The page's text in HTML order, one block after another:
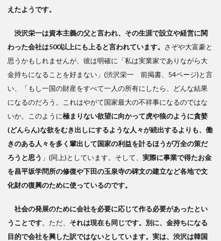
えたようです。
渋沢栄一は資本主義の父と言われ、その生涯で設立や経営に関
わった会社は500以上にも上ると言われています。 さぞや大富豪と
思うかもしれませんが、彼は明確に「私は実業家でありながら大
金持ちになることを好まない」(渋沢栄一 前掲書、54ページ)と言
い、「もし一国の財産をすべて一人の所有にしたら、どんな結果
になるのだろう。これはやがて国家最大の不祥事になるのではな
いか。このように極まりない欲望に向かって虎や狼のように貪婪
(どんらん)な欲をむき出しにするような人々が続出するよりも、働
きのある人々を多く輩出して国家の利益を計るほうが万全の策だ
ろうと思う 」(同上)としています。そして、 実際に事業で得たお金
を昌平坂学問所の修復や下田の玉泉寺の碑文の建立など各地で文
化財の復興のために使っているのです。
社会の発展のために会社を必要に応じて作る必要があったとい
うことです。ただ、 それは現在も同じです。別に、金持ちになる
目的で会社を興した訳ではないとしています。実は、渋沢は韓国